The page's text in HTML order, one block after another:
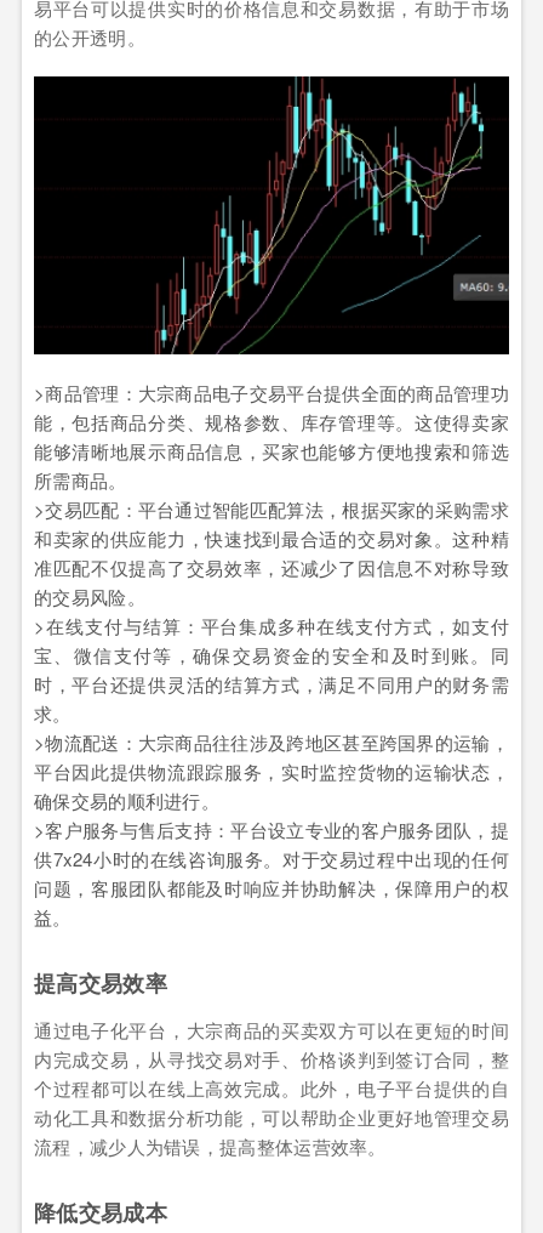
易平台可以提供实时的价格信息和交易数据，有助于市场
的公开透明。
>商品管理：大宗商品电子交易平台提供全面的商品管理功
能，包括商品分类、规格参数、库存管理等。这使得卖家
能够清晰地展示商品信息，买家也能够方便地搜索和筛选
所需商品。
>交易匹配：平台通过智能匹配算法，根据买家的采购需求
和卖家的供应能力，快速找到最合适的交易对象。这种精
准匹配不仅提高了交易效率，还减少了因信息不对称导致
的交易风险。
>在线支付与结算：平台集成多种在线支付方式，如支付
宝、微信支付等，确保交易资金的安全和及时到账。同
时，平台还提供灵活的结算方式，满足不同用户的财务需
求。
>物流配送：大宗商品往往涉及跨地区甚至跨国界的运输，
平台因此提供物流跟踪服务，实时监控货物的运输状态，
确保交易的顺利进行。
>客户服务与售后支持：平台设立专业的客户服务团队，提
供7x24小时的在线咨询服务。对于交易过程中出现的任何
问题，客服团队都能及时响应并协助解决，保障用户的权
益。
提高交易效率
通过电子化平台，大宗商品的买卖双方可以在更短的时间
内完成交易，从寻找交易对手、价格谈判到签订合同，整
个过程都可以在线上高效完成。此外，电子平台提供的自
动化工具和数据分析功能，可以帮助企业更好地管理交易
流程，减少人为错误，提高整体运营效率。
降低交易成本